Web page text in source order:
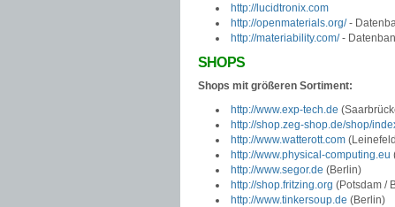
http://lucidtronix.com
http://openmaterials.org/-
http://materiability.com/-
SHOPS
Shops mit größeren Sortiment:
http://www.exp-tech.de
http://shop.zeg-shop.de/shop/
http://www.watterott.com
http://www.physical-computing.eu
http://www.segor.de (Berlin)
http://shop.fritzing.org (Potsdam /
http://www.tinkersoup.de (Berlin)